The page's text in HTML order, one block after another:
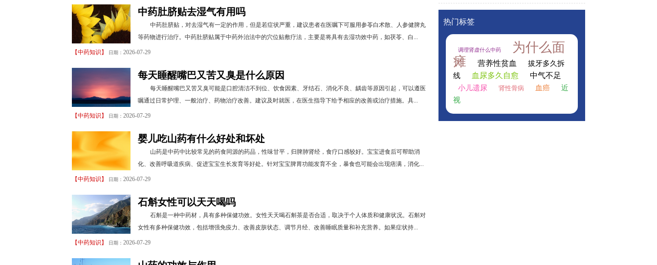
中药肚脐贴去湿气有用吗
中药肚脐贴，对去湿气有一定的作用，但是若症状严重，建议患者在医嘱下可服用参苓白术散、人参健脾丸
等药物进行治疗。中药肚脐贴属于中药外治法中的穴位贴敷疗法，主要是将具有去湿功效中药，如茯苓、白...
【中药知识 】 日期： 2026-07-29
每天睡醒嘴巴又苦又臭是什么原因
每天睡醒嘴巴又苦又臭可能是口腔清洁不到位、饮食因素、牙结石、消化不良、龋齿等原因引起，可以遵医
嘱通过日常护理、一般治疗、药物治疗改善。建议及时就医，在医生指导下给予相应的改善或治疗措施。具...
【中药知识 】 日期： 2026-07-29
婴儿吃山药有什么好处和坏处
山药是中药中比较常见的药食同源的药品，性味甘平，归脾肺肾经，食疗口感较好。宝宝进食后可帮助消
化、改善呼吸道疾病、促进宝宝生长发育等好处。针对宝宝脾胃功能发育不全，暴食也可能会出现痞满，消化...
【中药知识 】 日期： 2026-07-29
石斛女性可以天天喝吗
石斛是一种中药材，具有多种保健功效。女性天天喝石斛茶是否合适，取决于个人体质和健康状况。石斛对
女性有多种保健功效，包括增强免疫力、改善皮肤状态、调节月经、改善睡眠质量和补充营养。如果症状持...
【中药知识 】 日期： 2026-07-29
热门标签
调理肾虚什么中药
为什么面
瘫
营养性贫血
拔牙多久拆
线
血尿多久自愈 中气不足
小儿遗尿 肾性骨病 血癌
近
视